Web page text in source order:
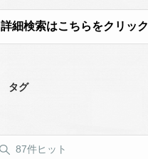
詳細検索はこちらをクリック
タグ
87件ヒット